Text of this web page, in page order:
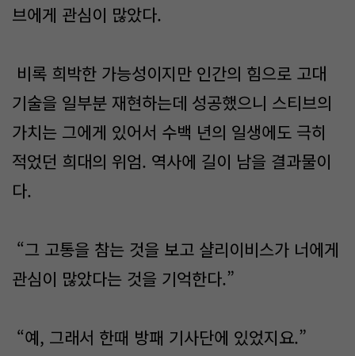
브에게 관심이 많았다.
비록 희박한 가능성이지만 인간의 힘으로 고대
기술을 일부분 재현하는데 성공했으니 스티브의
가치는 그에게 있어서 수백 년의 일생에도 극히
적었던 희대의 위엄. 역사에 길이 남을 결과물이
다.
“그 고통을 참는 것을 보고 샬리이비스가 너에게
관심이 많았다는 것을 기억한다.”
“예, 그래서 한때 방패 기사단에 있었지요.”